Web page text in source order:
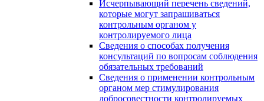
Исчерпывающий перечень сведений,
которые могут запрашиваться
контрольным органом у
контролируемого лица
Сведения о способах получения
консультаций по вопросам соблюдения
обязательных требований
Сведения о применении контрольным
органом мер стимулирования
добросовестности контролируемых